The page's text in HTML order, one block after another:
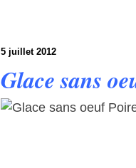
5 juillet 2012
Glace sans